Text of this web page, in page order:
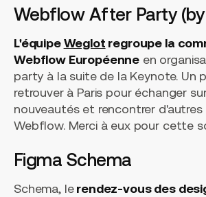
Webflow After Party
L'équipeWeglot regroupe la
Webflow Européenne en
party à la suite de la Keynote. Un
retrouver à Paris pour échanger
nouveautés et rencontrer
Webflow. Merci à eux pour cette
Figma Schema
Schema, lerendez-vous des